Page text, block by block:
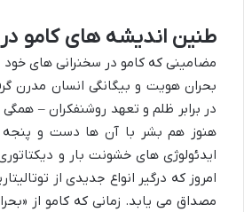
طنین اندیشه های کامو در
مضامینی که کامو در سخنرانی های خود
بحران هویت و بیگانگی انسان مدرن
در برابر ظلم و تعهد روشنفکران –
هنوز هم بشر با آن ها دست و پنجه
ایدئولوژی های خشونت بار و
امروز که درگیر انواع جدیدی از
مصداق می یابد. زمانی که کامو از